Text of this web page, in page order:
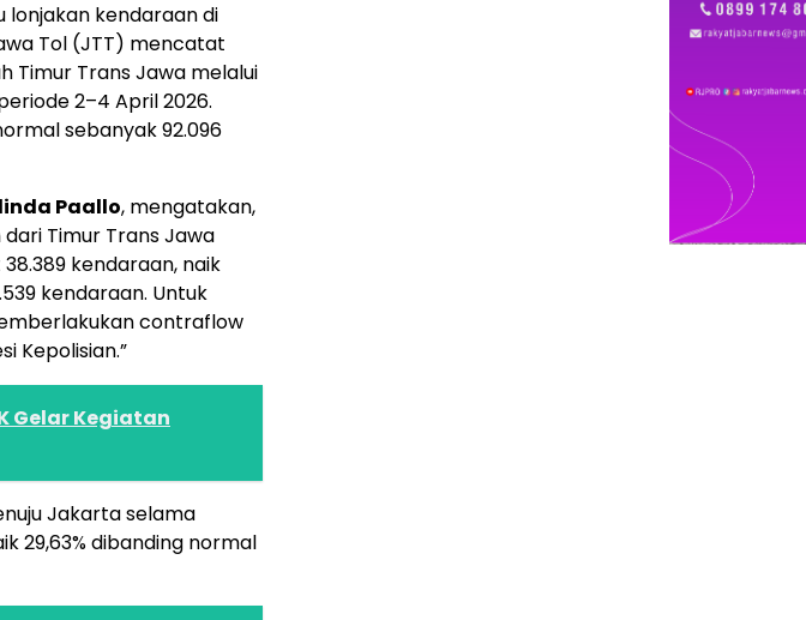
lonjakan kendaraan di
Tol (JTT) mencatat
Timur Trans Jawa melalui
2–4 April 2026.
sebanyak 92.096
Paallo, mengatakan,
Timur Trans Jawa
kendaraan, naik
kendaraan. Untuk
contraflow
Kepolisian.”
Gelar Kegiatan
Jakarta selama
29,63% dibanding normal